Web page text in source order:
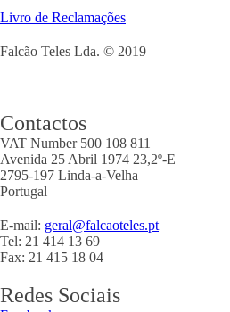
Livro de Reclamações
Falcão Teles Lda. © 2019
Contactos
VAT Number 500 108 811
Avenida 25 Abril 1974 23,2º-E
2795-197 Linda-a-Velha
Portugal
E-mail: geral@falcaoteles.pt
Tel: 21 414 13 69
Fax: 21 415 18 04
Redes Sociais